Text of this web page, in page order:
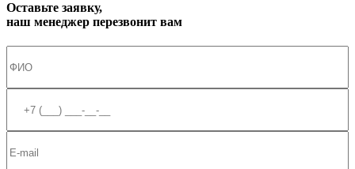
Оставьте заявку,
наш менеджер перезвонит вам